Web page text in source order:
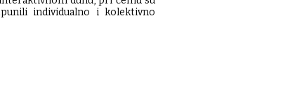
individualno i kolektivno